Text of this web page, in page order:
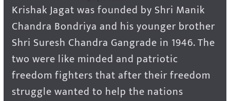
Krishak Jagat was founded by Shri Manik
Chandra Bondriya and his younger brother
Shri Suresh Chandra Gangrade in 1946. The
two were like minded and patriotic
freedom fighters that after their freedom
struggle wanted to help the nations